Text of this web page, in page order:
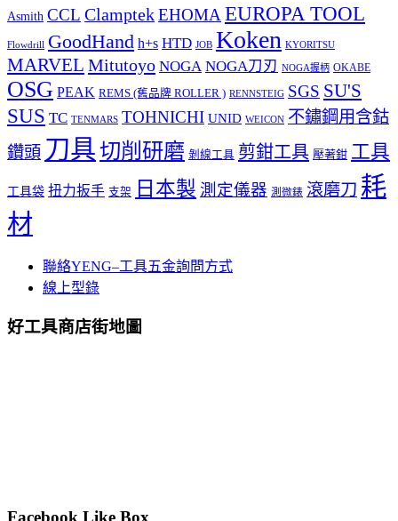
Asmith CCL ClamptekEHOMA EUROPA TOOL
Flowdrill GoodHand h+s HTD JOB Koken KYORITSU
MARVEL Mitutoyo NOGA NOGA刀刃 NOGA握柄 OKABE
OSG PEAK REMS (舊品牌 ROLLER ) RENNSTEIG SGS SU'S
SUS TC TENMARS TOHNICHI UNID WEICON 不鏽鋼用含鈷
鑽頭 刀具切削研磨 剝線工具 剪鉗工具 壓著鉗 工具
工具袋 扭力扳手 支架 日本製 測定儀器 測微錶 滾磨刀 耗
材
聯絡YENG–工具五金詢問方式
線上型錄
好工具商店街地圖
Facebook Like Box